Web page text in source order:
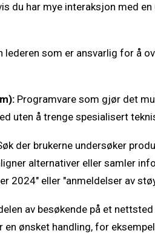
du har mye interaksjon med en
lederen som er ansvarlig for å
Programvare som gjør det
uten å trenge spesialisert
der brukerne undersøker
alternativer eller samler
2024" eller "anmeldelser av
av besøkende på et
ønsket handling, for